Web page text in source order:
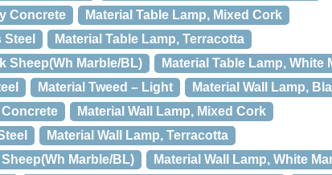
Concrete
Material Table Lamp, Mixed Cork
Material Table Lamp, Terracotta
Sheep(Wh Marble/BL)
Material Table Lamp, White
Material Tweed – Light
Material Wall Lamp,
Concrete
Material Wall Lamp, Mixed Cork
Material Wall Lamp, Terracotta
Marble/BL)
Material Wall Lamp, White